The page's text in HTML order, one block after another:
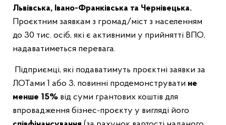
Львівська, Івано-Франківська та Чернівецька.
Проєктним заявкам з громад/міст з населенням
до 30 тис. осіб, які є активними у прийнятті ВПО,
надаватиметься перевага.
Підприємці, які подаватимуть проєктні заявки за
ЛОТами 1 або 3, повинні продемонструвати не
менше 15% від суми грантових коштів для
впровадження бізнес-проєкту у вигляді його